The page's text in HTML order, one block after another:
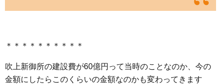
＊＊＊＊＊＊＊＊＊＊
吹上新御所の建設費が60億円って当時のことなのか、今の
金額にしたらこのくらいの金額なのかも変わってきます